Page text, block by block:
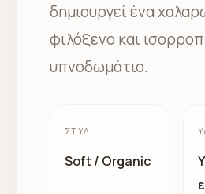
δημιουργεί ένα
φιλόξενο και
υπνοδωμάτιο.
ΣΤΥΛ
Soft / Organic